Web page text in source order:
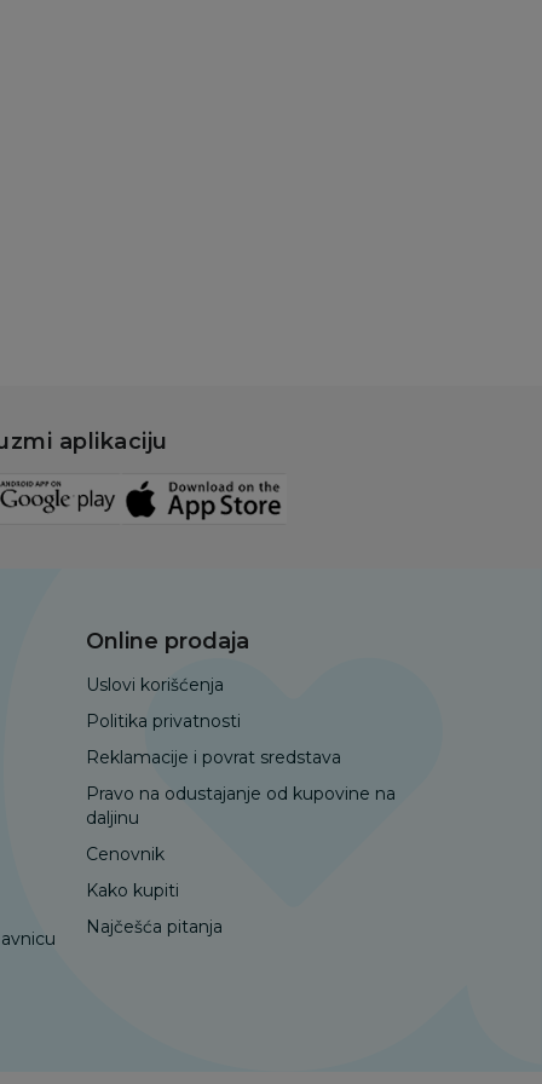
aplikaciju
Online prodaja
Uslovi korišćenja
Politika privatnosti
Reklamacije i povrat sredstava
Pravo na odustajanje od kupovine na
daljinu
Cenovnik
Kako kupiti
Najčešća pitanja